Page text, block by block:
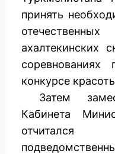
принять
ахалтекинских
конкурсе
Затем
Кабинета
отчитался